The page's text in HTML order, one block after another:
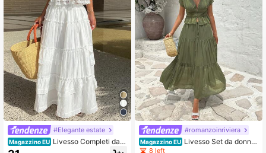
#Elegante estate
Magazzino EU Livesso Completi da d
onna in due pezzi per uso quotidian
#romanzoinriviera
Magazzino EU Livesso Set da donna
elegante 2 pezzi estivo verde con c
8 left